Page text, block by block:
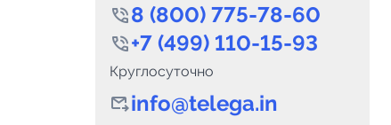
8 (800) 775-78-60
+7 (499) 110-15-93
Круглосуточно
info@telega.in